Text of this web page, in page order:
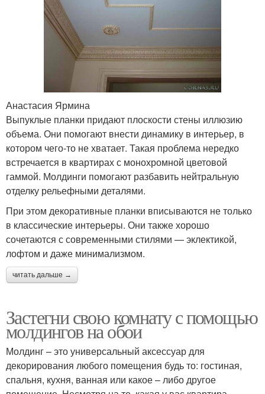
Анастасия Ярмина
Выпуклые планки придают плоскости стены иллюзию
объема. Они помогают внести динамику в интерьер, в
котором чего-то не хватает. Такая проблема нередко
встречается в квартирах с монохромной цветовой
гаммой. Молдинги помогают разбавить нейтральную
отделку рельефными деталями.
При этом декоративные планки вписываются не только
в классические интерьеры. Они также хорошо
сочетаются с современными стилями — эклектикой,
лофтом и даже минимализмом.
читать дальше →
Застегни свою комнату с помощью
молдингов на обои
Молдинг – это универсальный аксессуар для
декорирования любого помещения будь то: гостиная,
спальня, кухня, ванная или какое – либо другое